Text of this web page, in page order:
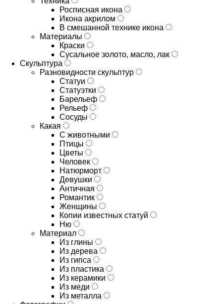
Росписная икона
Икона акрилом
В смешанной технике икона
Материалы
Краски
Сусальное золото, масло, лак
Скульптура
Разновидности скульптур
Статуи
Статуэтки
Барельеф
Рельеф
Сосуды
Какая
С животными
Птицы
Цветы
Человек
Натюрморт
Девушки
Античная
Романтик
Женщины
Копии известных статуй
Ню
Материал
Из глины
Из дерева
Из гипса
Из пластика
Из керамики
Из меди
Из металла